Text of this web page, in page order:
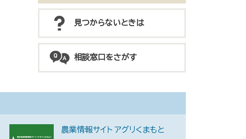
見つからないときは
相談窓口をさがす
農業情報サイト アグリくまもと